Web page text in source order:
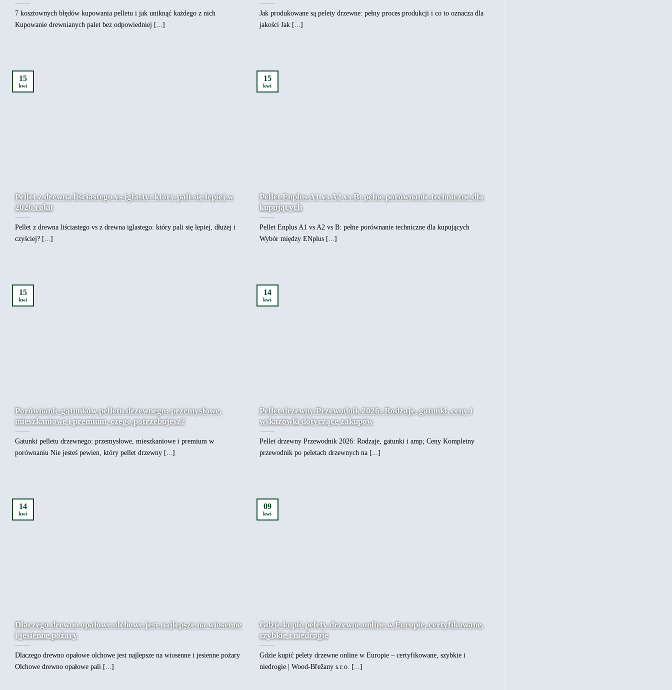
7 kosztownych błędów kupowania pelletu i jak uniknąć każdego z nich
Kupowanie drewnianych palet bez odpowiedniej [...]
Jak produkowane są pelety drzewne: pełny proces produkcji i co to oznacza dla
jakości Jak [...]
Pellet z drewna liściastego vs iglasty: który pali się lepiej w
2026 roku
Pellet z drewna liściastego vs z drewna iglastego: który pali się lepiej, dłużej i
czyściej? [...]
15
kwi
Pellet Enplus A1 vs A2 vs B: pełne porównanie techniczne dla
kupujących
Pellet Enplus A1 vs A2 vs B: pełne porównanie techniczne dla kupujących
Wybór między ENplus [...]
15
kwi
Porównanie gatunków pelletu drzewnego: przemysłowe,
mieszkaniowe i premium, czego potrzebujesz?
Gatunki pelletu drzewnego: przemysłowe, mieszkaniowe i premium w
porównaniu Nie jesteś pewien, który pellet drzewny [...]
15
kwi
Pellet drzewny Przewodnik 2026: Rodzaje, gatunki, ceny i
wskazówki dotyczące zakupów
Pellet drzewny Przewodnik 2026: Rodzaje, gatunki i amp; Ceny Kompletny
przewodnik po peletach drzewnych na [...]
14
kwi
Dlaczego drewno opałowe olchowe jest najlepsze na wiosenne
i jesienne pożary
Dlaczego drewno opałowe olchowe jest najlepsze na wiosenne i jesienne pożary
Olchowe drewno opałowe pali [...]
14
kwi
Gdzie kupić pelety drzewne online w Europie, certyfikowane,
szybkie i niedrogie
Gdzie kupić pelety drzewne online w Europie – certyfikowane, szybkie i
niedrogie | Wood-Břežany s.r.o. [...]
09
kwi